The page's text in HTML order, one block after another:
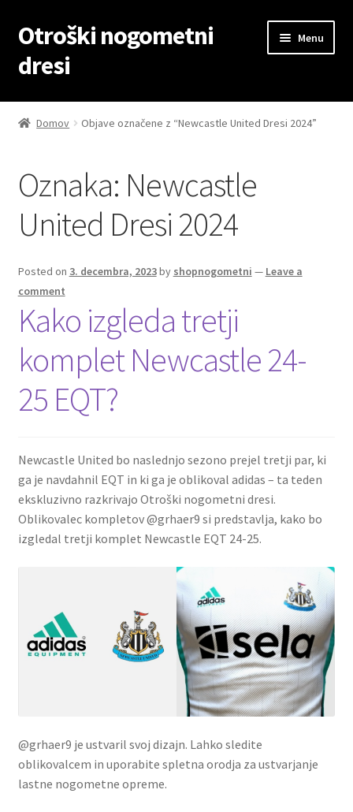
Skip
to
navigation
Skip
to
content
Otroški nogometni
dresi
Menu
Domov
Kontaktiraj nas
Košarica
Moj račun
Trgovina
Zaključek nakupa
Domov Objave označene z “Newcastle United Dresi 2024”
Oznaka: Newcastle
United Dresi 2024
Posted on 3. decembra, 2023by shopnogometni — Leave a
comment
Kako izgleda tretji
komplet Newcastle 24-
25 EQT?
Newcastle United bo naslednjo sezono prejel tretji par, ki
ga je navdahnil EQT in ki ga je oblikoval adidas – ta teden
ekskluzivno razkrivajo Otroški nogometni dresi.
Oblikovalec kompletov @grhaer9 si predstavlja, kako bo
izgledal tretji komplet Newcastle EQT 24-25.
@grhaer9 je ustvaril svoj dizajn. Lahko sledite
oblikovalcem in uporabite spletna orodja za ustvarjanje
lastne nogometne opreme.